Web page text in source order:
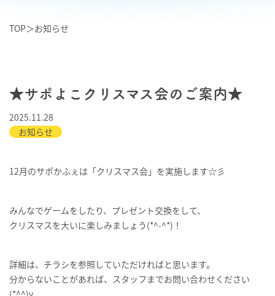
TOP＞お知らせ
★サポよこクリスマス会のご案内★
2025.11.28
お知らせ
12月のサポかふぇは「クリスマス会」を実施します☆彡
みんなでゲームをしたり、プレゼント交換をして、
クリスマスを大いに楽しみましょう(*^-^*)！
詳細は、チラシを参照していただければと思います。
分からないことがあれば、スタッフまでお問い合わせください